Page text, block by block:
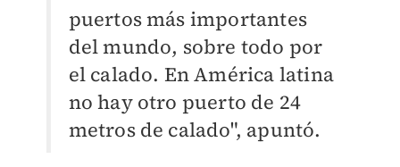
puertos más importantes
del mundo, sobre todo por
el calado. En América latina
no hay otro puerto de 24
metros de calado", apuntó.